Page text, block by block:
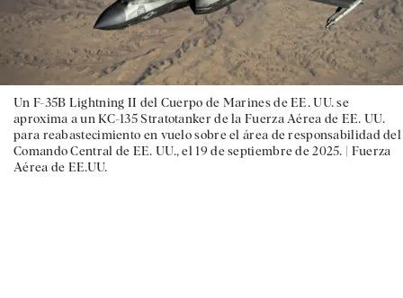
Un F-35B Lightning II del Cuerpo de Marines de EE. UU. se
aproxima a un KC-135 Stratotanker de la Fuerza Aérea de EE. UU.
para reabastecimiento en vuelo sobre el área de responsabilidad del
Comando Central de EE. UU., el 19 de septiembre de 2025. | Fuerza
Aérea de EE.UU.